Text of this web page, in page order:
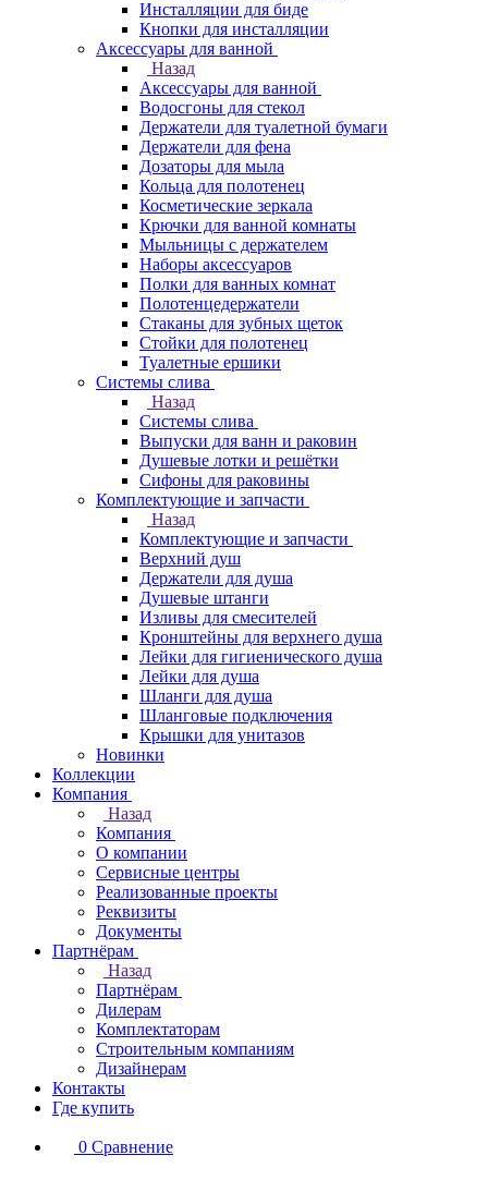
Инсталляции для биде
Кнопки для инсталляции
Аксессуары для ванной
Назад
Аксессуары для ванной
Водосгоны для стекол
Держатели для туалетной бумаги
Держатели для фена
Дозаторы для мыла
Кольца для полотенец
Косметические зеркала
Крючки для ванной комнаты
Мыльницы с держателем
Наборы аксессуаров
Полки для ванных комнат
Полотенцедержатели
Стаканы для зубных щеток
Стойки для полотенец
Туалетные ершики
Системы слива
Назад
Системы слива
Выпуски для ванн и раковин
Душевые лотки и решётки
Сифоны для раковины
Комплектующие и запчасти
Назад
Комплектующие и запчасти
Верхний душ
Держатели для душа
Душевые штанги
Изливы для смесителей
Кронштейны для верхнего душа
Лейки для гигиенического душа
Лейки для душа
Шланги для душа
Шланговые подключения
Крышки для унитазов
Новинки
Коллекции
Компания
Назад
Компания
О компании
Сервисные центры
Реализованные проекты
Реквизиты
Документы
Партнёрам
Назад
Партнёрам
Дилерам
Комплектаторам
Строительным компаниям
Дизайнерам
Контакты
Где купить
0 Сравнение